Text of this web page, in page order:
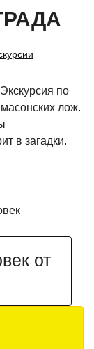
по
лож.
в загадки.
от